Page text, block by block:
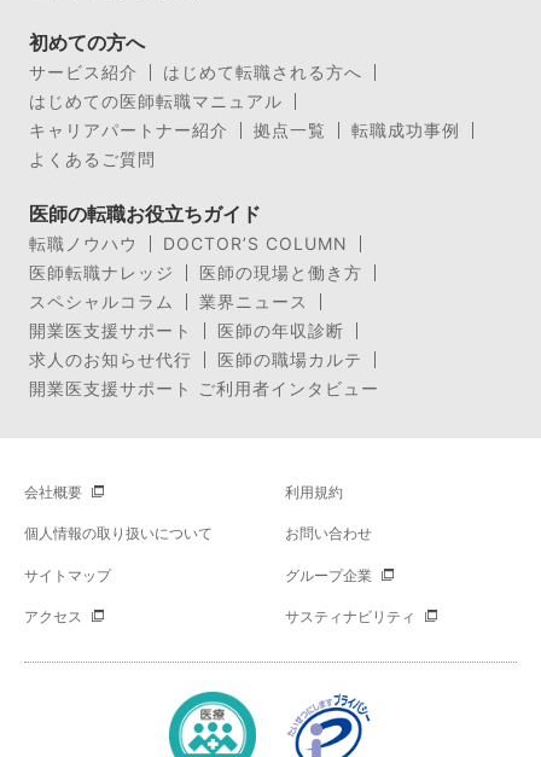
初めての方へ
サービス紹介
はじめて転職される方へ
はじめての医師転職マニュアル
キャリアパートナー紹介
拠点一覧
転職成功事例
よくあるご質問
医師の転職お役立ちガイド
転職ノウハウ
DOCTOR’S COLUMN
医師転職ナレッジ
医師の現場と働き方
スペシャルコラム
業界ニュース
開業医支援サポート
医師の年収診断
求人のお知らせ代行
医師の職場カルテ
開業医支援サポート ご利用者インタビュー
会社概要 利用規約
個人情報の取り扱いについて お問い合わせ
サイトマップ グループ企業
アクセス サスティナビリティ